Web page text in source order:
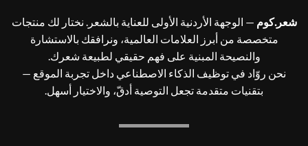
شعر.كوم — الوجهة الأردنية الأولى للعناية بالشعر. نختار لك منتجات
متخصصة من أبرز العلامات العالمية، ونرافقك بالاستشارة
والنصيحة المبنية على فهم حقيقي لطبيعة شعرك.
نحن روّاد في توظيف الذكاء الاصطناعي داخل تجربة الموقع —
بتقنيات متقدمة تجعل التوصية أدقّ، والاختيار أسهل.